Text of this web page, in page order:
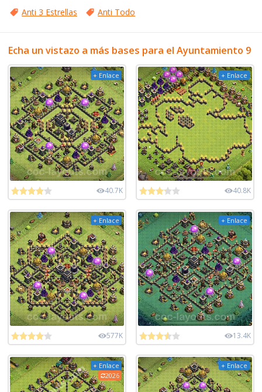
Anti 3 Estrellas Anti Todo
Echa un vistazo a más bases para el Ayuntamiento 9
+ Enlace
40.7K
+ Enlace
40.8K
+ Enlace
577K
+ Enlace
13.4K
+ Enlace
2026
+ Enlace